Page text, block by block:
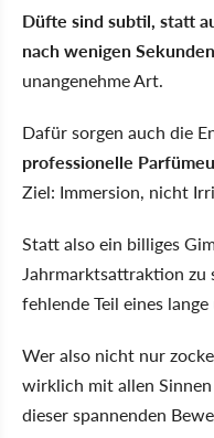
Düfte sind subtil, statt
nach wenigen Sekunden
unangenehme Art.
Dafür sorgen auch die
professionelle
Ziel: Immersion, nicht
Statt also ein billiges
Jahrmarktsattraktion zu
fehlende Teil eines
Wer also nicht nur
wirklich mit allen
dieser spannenden